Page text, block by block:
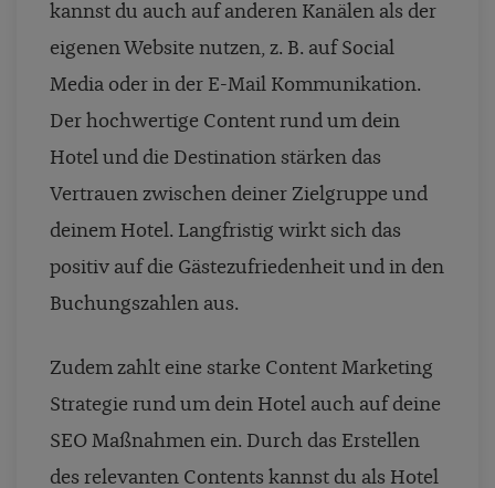
kannst du auch auf anderen Kanälen als der
eigenen Website nutzen, z. B. auf Social
Media oder in der E-Mail Kommunikation.
Der hochwertige Content rund um dein
Hotel und die Destination stärken das
Vertrauen zwischen deiner Zielgruppe und
deinem Hotel. Langfristig wirkt sich das
positiv auf die Gästezufriedenheit und in den
Buchungszahlen aus.
Zudem zahlt eine starke Content Marketing
Strategie rund um dein Hotel auch auf deine
SEO Maßnahmen ein. Durch das Erstellen
des relevanten Contents kannst du als Hotel